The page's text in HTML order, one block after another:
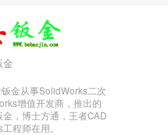
金
金从事SolidWorks二次
增值开发商，推出的
，博士方通，王者CAD
程师在用。